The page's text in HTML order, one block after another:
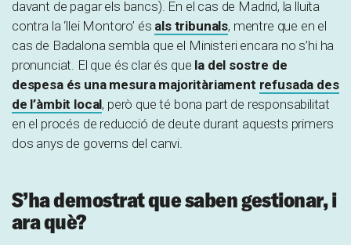
davant de pagar els bancs). En el cas de Madrid, la lluita
contra la ‘llei Montoro’ és als tribunals, mentre que en el
cas de Badalona sembla que el Ministeri encara no s’hi ha
pronunciat. El que és clar és que la del sostre de
despesa és una mesura majoritàriament refusada des
de l’àmbit local, però que té bona part de responsabilitat
en el procés de reducció de deute durant aquests primers
dos anys de governs del canvi.
S’ha demostrat que saben gestionar, i
ara què?